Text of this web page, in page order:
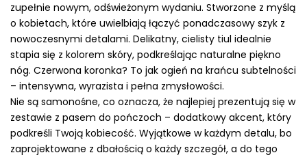
zupełnie nowym, odświeżonym wydaniu. Stworzone z myślą
o kobietach, które uwielbiają łączyć ponadczasowy szyk z
nowoczesnymi detalami. Delikatny, cielisty tiul idealnie
stapia się z kolorem skóry, podkreślając naturalne piękno
nóg. Czerwona koronka? To jak ogień na krańcu subtelności
– intensywna, wyrazista i pełna zmysłowości.
Nie są samonośne, co oznacza, że najlepiej prezentują się w
zestawie z pasem do pończoch – dodatkowy akcent, który
podkreśli Twoją kobiecość. Wyjątkowe w każdym detalu, bo
zaprojektowane z dbałością o każdy szczegół, a do tego